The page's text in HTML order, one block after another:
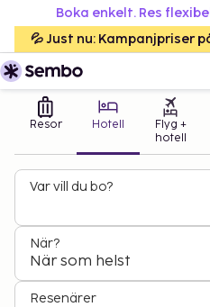
Boka enkelt. Res
💦 Just nu: Kampanjpriser
Resor Hotell
Flyg +
hotell
Var vill du bo?
När?
När som helst
Resenärer